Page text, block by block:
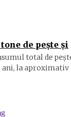
de peşte şi
total de
la aproximativ